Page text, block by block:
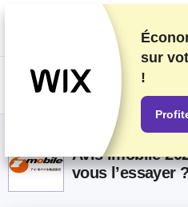
Nous classons nos produits sur la
rigoureux, mais nous tenons
des accords commerciaux conclus
contient des liens d'affiliation.
Avis imobile
vous l’essayer
sur
!